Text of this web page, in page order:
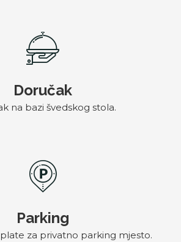
Doručak
na bazi švedskog stola.
Parking
za privatno parking mjesto.